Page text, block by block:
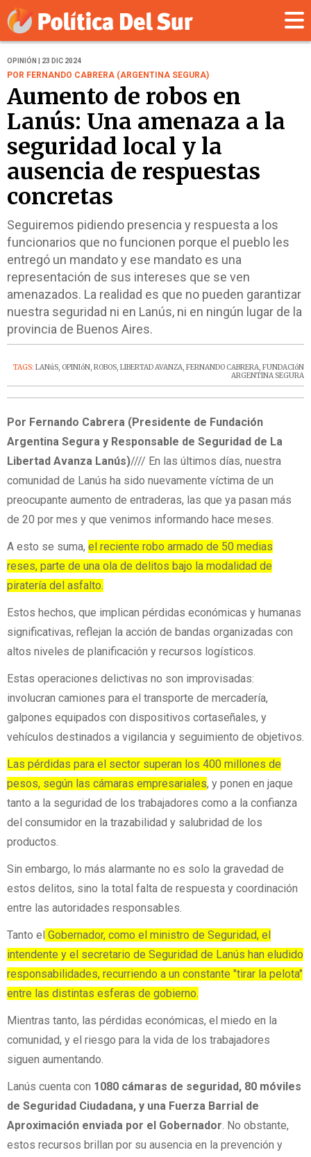
OPINIÓN | 23 DIC 2024
POR FERNANDO CABRERA (ARGENTINA SEGURA)
Aumento de robos en
Lanús: Una amenaza a la
seguridad local y la
ausencia de respuestas
concretas
Seguiremos pidiendo presencia y respuesta a los
funcionarios que no funcionen porque el pueblo les
entregó un mandato y ese mandato es una
representación de sus intereses que se ven
amenazados. La realidad es que no pueden garantizar
nuestra seguridad ni en Lanús, ni en ningún lugar de la
provincia de Buenos Aires.
TAGS: LANúS, OPINIóN, ROBOS, LIBERTAD AVANZA, FERNANDO CABRERA, FUNDACIóN
ARGENTINA SEGURA
Por Fernando Cabrera (Presidente de Fundación
Argentina Segura y Responsable de Seguridad de La
Libertad Avanza Lanús)//// En las últimos días, nuestra
comunidad de Lanús ha sido nuevamente víctima de un
preocupante aumento de entraderas, las que ya pasan más
de 20 por mes y que venimos informando hace meses.
A esto se suma, el reciente robo armado de 50 medias
reses, parte de una ola de delitos bajo la modalidad de
piratería del asfalto.
Estos hechos, que implican pérdidas económicas y humanas
significativas, reflejan la acción de bandas organizadas con
altos niveles de planificación y recursos logísticos.
Estas operaciones delictivas no son improvisadas:
involucran camiones para el transporte de mercadería,
galpones equipados con dispositivos cortaseñales, y
vehículos destinados a vigilancia y seguimiento de objetivos.
Las pérdidas para el sector superan los 400 millones de
pesos, según las cámaras empresariales, y ponen en jaque
tanto a la seguridad de los trabajadores como a la confianza
del consumidor en la trazabilidad y salubridad de los
productos.
Sin embargo, lo más alarmante no es solo la gravedad de
estos delitos, sino la total falta de respuesta y coordinación
entre las autoridades responsables.
Tanto el Gobernador, como el ministro de Seguridad, el
intendente y el secretario de Seguridad de Lanús han eludido
responsabilidades, recurriendo a un constante "tirar la pelota"
entre las distintas esferas de gobierno.
Mientras tanto, las pérdidas económicas, el miedo en la
comunidad, y el riesgo para la vida de los trabajadores
siguen aumentando.
Lanús cuenta con 1080 cámaras de seguridad, 80 móviles
de Seguridad Ciudadana, y una Fuerza Barrial de
Aproximación enviada por el Gobernador. No obstante,
estos recursos brillan por su ausencia en la prevención y